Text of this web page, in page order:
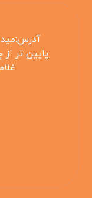
پایین تر